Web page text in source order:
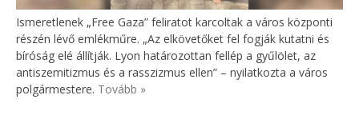
Ismeretlenek „Free Gaza” feliratot karcoltak a város központi
részén lévő emlékműre. „Az elkövetőket fel fogják kutatni és
bíróság elé állítják. Lyon határozottan fellép a gyűlölet, az
antiszemitizmus és a rasszizmus ellen” – nyilatkozta a város
polgármestere. Tovább »